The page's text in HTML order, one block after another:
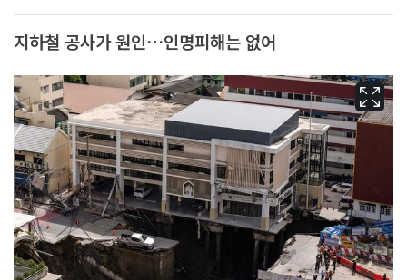
지하철 공사가 원인…인명피해는 없어